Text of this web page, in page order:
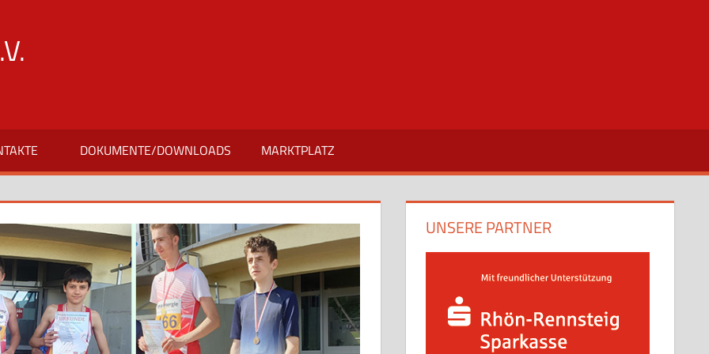
DOKUMENTE/DOWNLOADS MARKTPLATZ
UNSERE PARTNER